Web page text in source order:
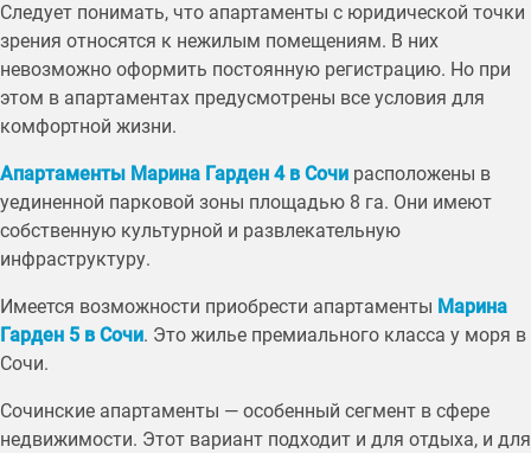
Следует понимать, что апартаменты с юридической точки
зрения относятся к нежилым помещениям. В них
невозможно оформить постоянную регистрацию. Но при
этом в апартаментах предусмотрены все условия для
комфортной жизни.
Апартаменты Марина Гарден 4 в Сочи расположены в
уединенной парковой зоны площадью 8 га. Они имеют
собственную культурной и развлекательную
инфраструктуру.
Имеется возможности приобрести апартаменты Марина
Гарден 5 в Сочи. Это жилье премиального класса у моря в
Сочи.
Сочинские апартаменты — особенный сегмент в сфере
недвижимости. Этот вариант подходит и для отдыха, и для